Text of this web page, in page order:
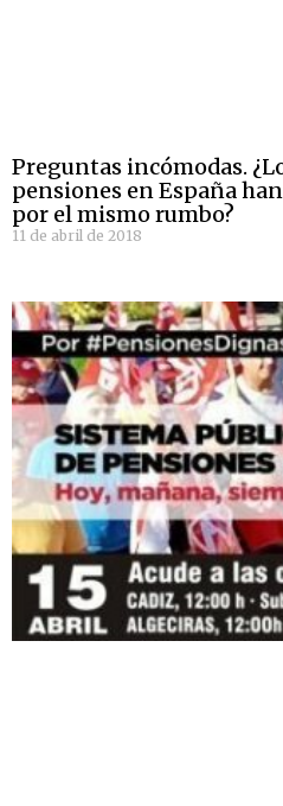
Preguntas incómodas.
pensiones en España
por el mismo rumbo?
11 de abril de 2018